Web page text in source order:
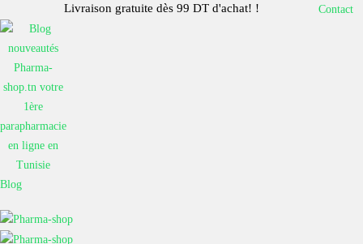
Blog
Livraison gratuite dès 99 DT d'achat! ! Contact